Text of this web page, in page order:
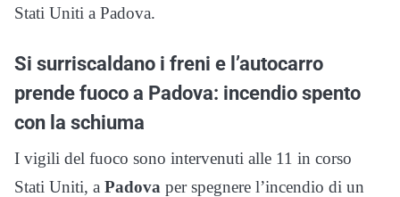
Stati Uniti a Padova.
Si surriscaldano i freni e l’autocarro
prende fuoco a Padova: incendio spento
con la schiuma
I vigili del fuoco sono intervenuti alle 11 in corso
Stati Uniti, a Padova per spegnere l’incendio di un